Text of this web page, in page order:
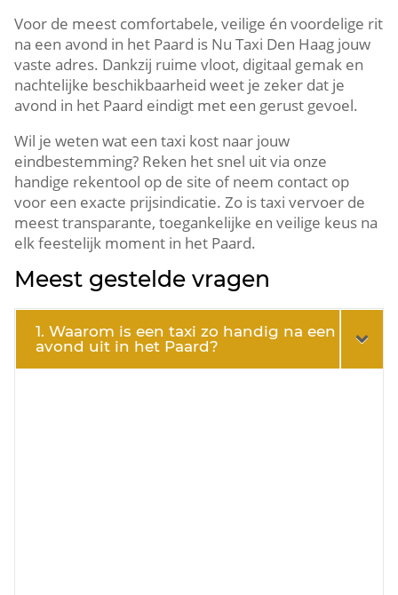
Voor de meest comfortabele, veilige én voordelige rit
na een avond in het Paard is Nu Taxi Den Haag jouw
vaste adres. Dankzij ruime vloot, digitaal gemak en
nachtelijke beschikbaarheid weet je zeker dat je
avond in het Paard eindigt met een gerust gevoel.
Wil je weten wat een taxi kost naar jouw
eindbestemming? Reken het snel uit via onze
handige rekentool op de site of neem contact op
voor een exacte prijsindicatie. Zo is taxi vervoer de
meest transparante, toegankelijke en veilige keus na
elk feestelijk moment in het Paard.
Meest gestelde vragen
1. Waarom is een taxi zo handig na een
avond uit in het Paard?